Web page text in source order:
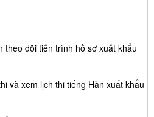
theo dõi tiến trình hồ sơ xuất khẩu
và xem lịch thi tiếng Hàn xuất khẩu